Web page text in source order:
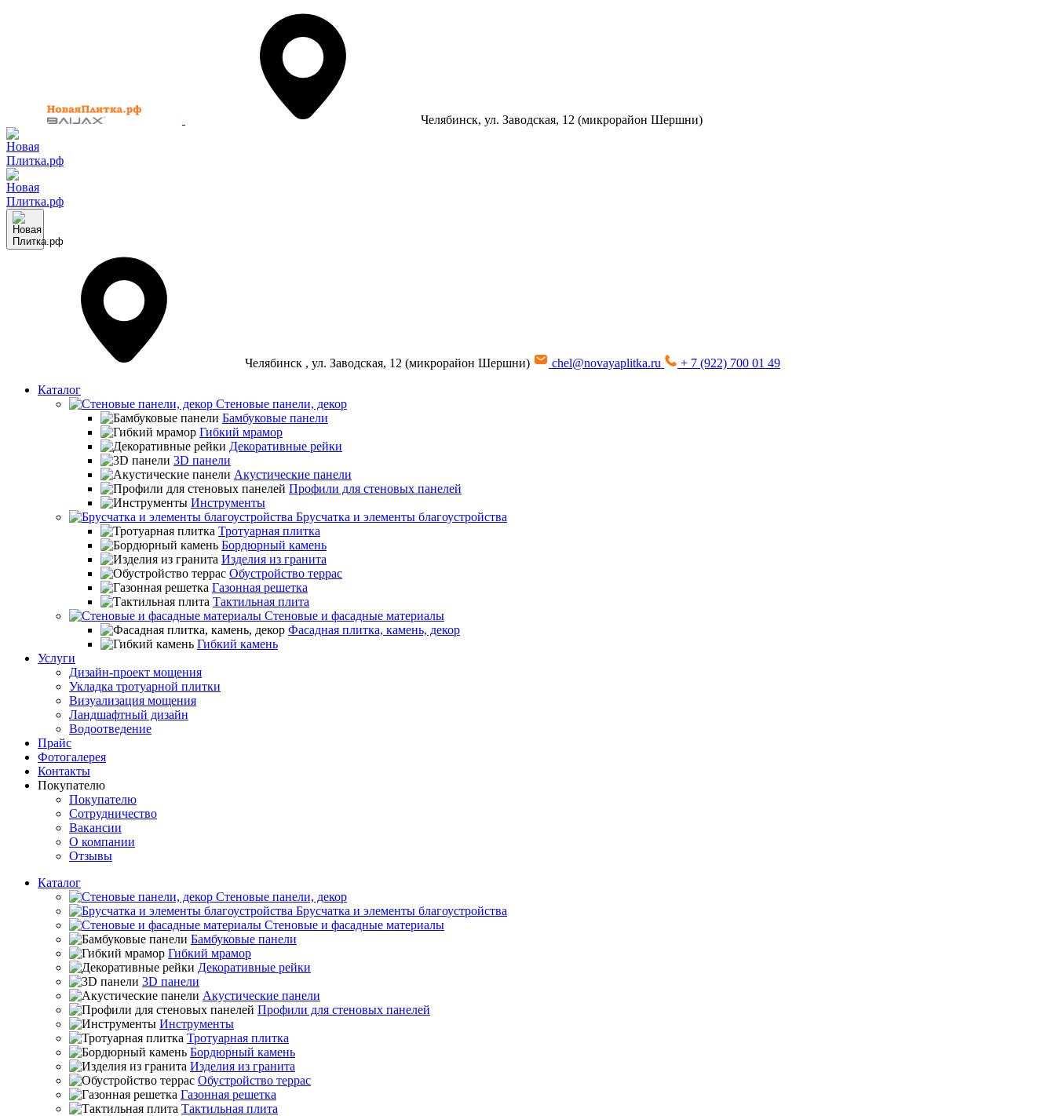
Челябинск, ул. Заводская, 12 (микрорайон Шершни)
Челябинск , ул. Заводская, 12 (микрорайон Шершни) chel@novayaplitka.ru
+ 7 (922) 700 01 49
Каталог
Стеновые панели, декор
Бамбуковые панели
Гибкий мрамор
Декоративные рейки
3D панели
Акустические панели
Профили для стеновых панелей
Инструменты
Брусчатка и элементы благоустройства
Тротуарная плитка
Бордюрный камень
Изделия из гранита
Обустройство террас
Газонная решетка
Тактильная плита
Стеновые и фасадные материалы
Фасадная плитка, камень, декор
Гибкий камень
Услуги
Дизайн-проект мощения
Укладка тротуарной плитки
Визуализация мощения
Ландшафтный дизайн
Водоотведение
Прайс
Фотогалерея
Контакты
Покупателю
Покупателю
Сотрудничество
Вакансии
О компании
Отзывы
Каталог
Стеновые панели, декор
Брусчатка и элементы благоустройства
Стеновые и фасадные материалы
Бамбуковые панели
Гибкий мрамор
Декоративные рейки
3D панели
Акустические панели
Профили для стеновых панелей
Инструменты
Тротуарная плитка
Бордюрный камень
Изделия из гранита
Обустройство террас
Газонная решетка
Тактильная плита